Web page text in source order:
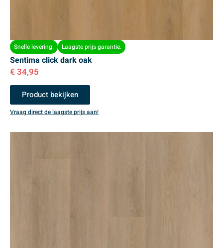
Snelle levering. Laagste prijs garantie.
Sentima click dark oak
€ 34,95
Product bekijken
Vraag direct de laagste prijs aan!